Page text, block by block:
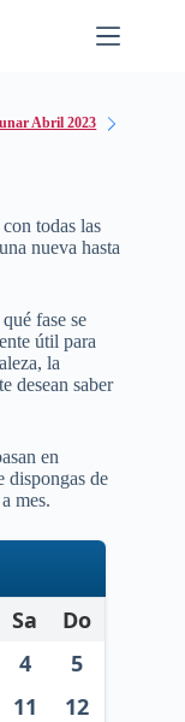
Abril 2023
con todas las
nueva hasta
fase se
útil para
la
desean saber
en
dispongas de
mes.
Sa
Do
4
5
11
12